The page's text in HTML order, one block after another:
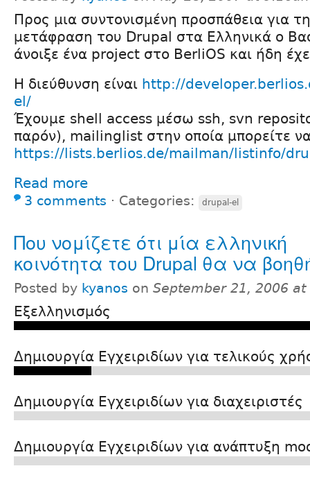
Προς μια συντονισμένη προσπάθεια για
μετάφραση του Drupal στα Ελληνικά ο
άνοιξε ένα project στο BerliOS και ήδη
Η διεύθυνση είναι http://
el/
Έχουμε shell access μέσω ssh, svn
παρόν), mailinglist στην οποία μπορείτε
https://lists.berlios.de/mailman/listinfo/
Read more
3 comments ⋅ Categories: drupal-el
Που νομίζετε ότι μία ελληνική
κοινότητα του Drupal θα να
Posted by kyanos on September 21, 2006 at
Εξελληνισμός
Δημιουργία Εγχειριδίων για τελικούς
Δημιουργία Εγχειριδίων για διαχειριστές
Δημιουργία Εγχειριδίων για ανάπτυξη